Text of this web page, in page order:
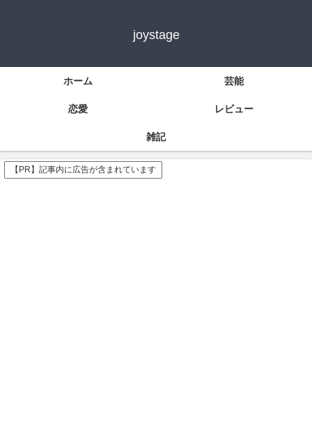
joystage
ホーム 芸能
恋愛 レビュー
雑記
【PR】記事内に広告が含まれています